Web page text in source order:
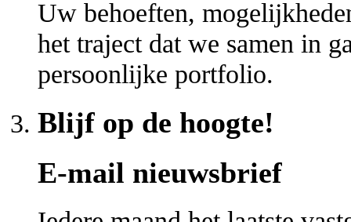
Uw behoeften,
het traject dat we samen in
persoonlijke portfolio.
Blijf op de hoogte!
E-mail nieuwsbrief